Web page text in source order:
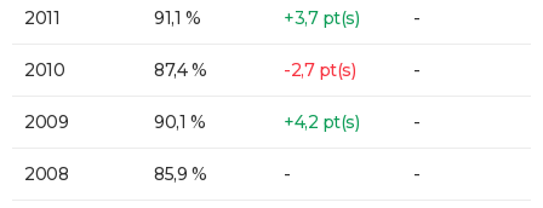
2011 91,1 % +3,7 pt(s) -
2010 87,4 % -2,7 pt(s) -
2009 90,1 % +4,2 pt(s) -
2008 85,9 % - -